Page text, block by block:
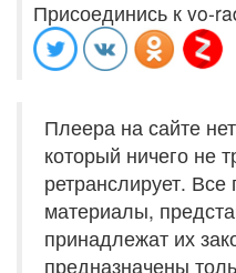
Присоединись к vo-
Плеера на сайте
который ничего не
ретранслирует.
материалы,
принадлежат их
предназначены